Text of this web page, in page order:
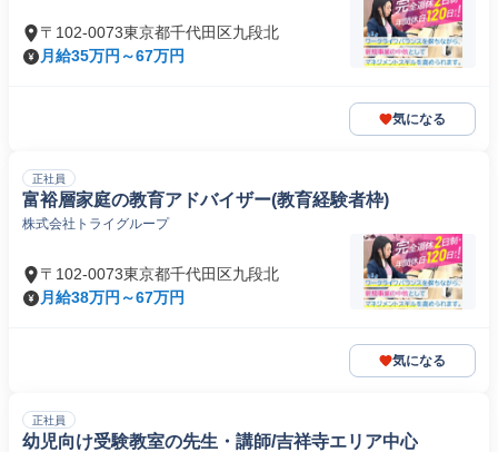
〒102-0073東京都千代田区九段北
月給35万円～67万円
気になる
正社員
富裕層家庭の教育アドバイザー(教育経験者枠)
株式会社トライグループ
〒102-0073東京都千代田区九段北
月給38万円～67万円
気になる
正社員
幼児向け受験教室の先生・講師/吉祥寺エリア中心